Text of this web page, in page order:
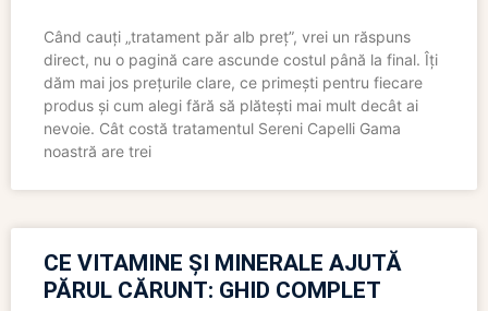
Când cauți „tratament păr alb preț”, vrei un răspuns
direct, nu o pagină care ascunde costul până la final. Îți
dăm mai jos prețurile clare, ce primești pentru fiecare
produs și cum alegi fără să plătești mai mult decât ai
nevoie. Cât costă tratamentul Sereni Capelli Gama
noastră are trei
CE VITAMINE ȘI MINERALE AJUTĂ
PĂRUL CĂRUNT: GHID COMPLET